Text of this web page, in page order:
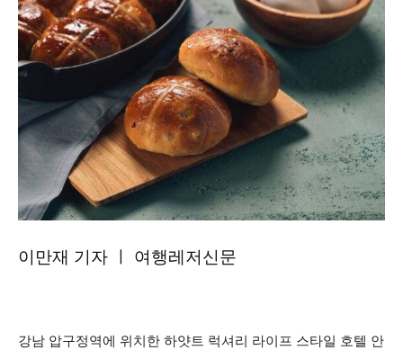
이만재 기자 ㅣ 여행레저신문
강남 압구정역에 위치한 하얏트 럭셔리 라이프 스타일 호텔 안